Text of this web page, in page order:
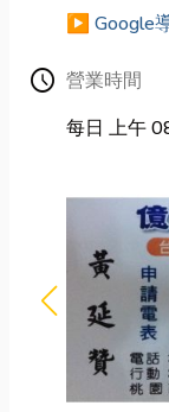
▶️ Google
Schedule 營業時間
每日 上午